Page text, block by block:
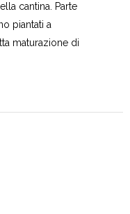
cantina. Parte
piantati a
maturazione di